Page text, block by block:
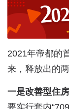
2021年帝都的
来，释放出的
一是改善型住
要实行套内